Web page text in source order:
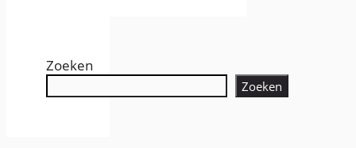
Zoeken
Zoeken